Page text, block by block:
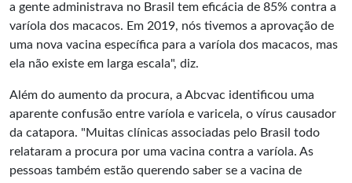
a gente administrava no Brasil tem eficácia de 85% contra a
varíola dos macacos. Em 2019, nós tivemos a aprovação de
uma nova vacina específica para a varíola dos macacos, mas
ela não existe em larga escala", diz.
Além do aumento da procura, a Abcvac identificou uma
aparente confusão entre varíola e varicela, o vírus causador
da catapora. "Muitas clínicas associadas pelo Brasil todo
relataram a procura por uma vacina contra a varíola. As
pessoas também estão querendo saber se a vacina de